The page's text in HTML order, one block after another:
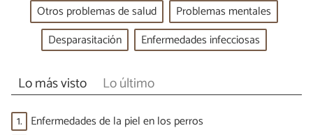
Otros problemas de salud
Problemas mentales
Desparasitación
Enfermedades infecciosas
Lo más visto Lo último
1. Enfermedades de la piel en los perros